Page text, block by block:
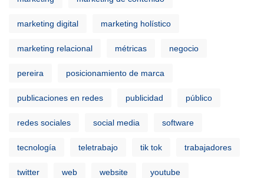
marketing digital marketing holístico
marketing relacional métricas negocio
pereira posicionamiento de marca
publicaciones en redes publicidad público
redes sociales social media software
tecnología teletrabajo tik tok trabajadores
twitter web website youtube